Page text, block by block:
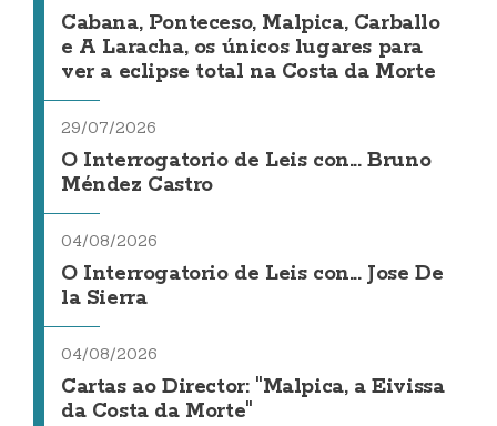
Cabana, Ponteceso, Malpica, Carballo
e A Laracha, os únicos lugares para
ver a eclipse total na Costa da Morte
29/07/2026
O Interrogatorio de Leis con... Bruno
Méndez Castro
04/08/2026
O Interrogatorio de Leis con... Jose De
la Sierra
04/08/2026
Cartas ao Director: "Malpica, a Eivissa
da Costa da Morte"